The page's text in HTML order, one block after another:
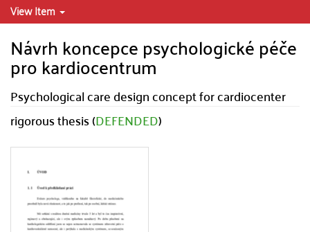
View Item
Návrh koncepce psychologické péče
pro kardiocentrum
Psychological care design concept for cardiocenter
rigorous thesis (DEFENDED)